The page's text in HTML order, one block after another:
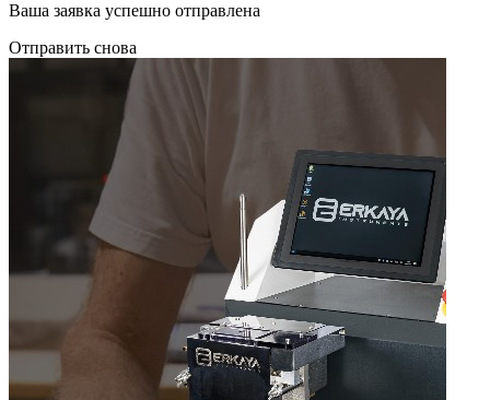
Ваша заявка успешно отправлена
Отправить снова